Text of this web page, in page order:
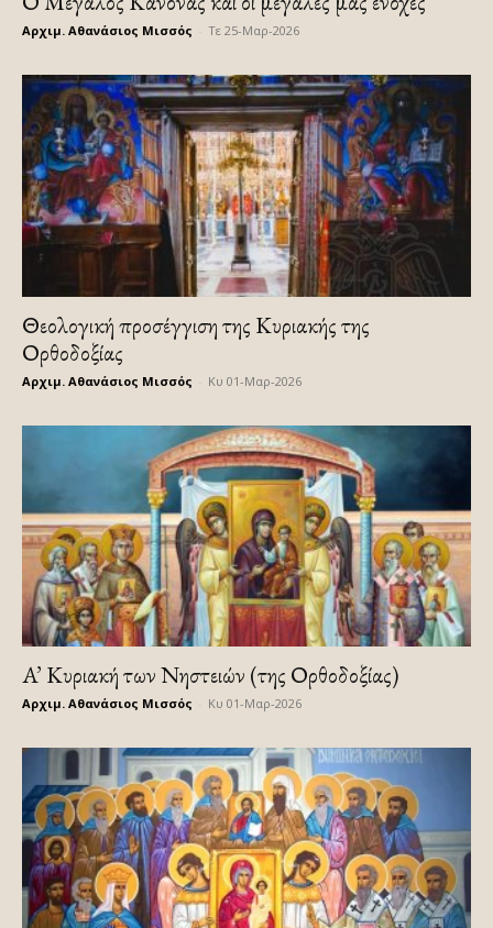
Αρχιμ. Αθανάσιος Μισσός Τε 25-Μαρ-2026
Θεολογική προσέγγιση της Κυριακής της
Ορθοδοξίας
Αρχιμ. Αθανάσιος Μισσός Κυ 01-Μαρ-2026
A’ Κυριακή των Νηστειών (της Ορθοδοξίας)
Αρχιμ. Αθανάσιος Μισσός Κυ 01-Μαρ-2026